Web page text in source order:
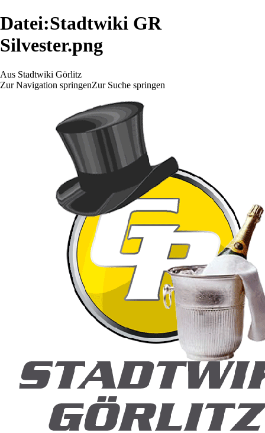
Datei:Stadtwiki GR
Silvester.png
Aus Stadtwiki Görlitz
Zur Navigation springenZur Suche springen